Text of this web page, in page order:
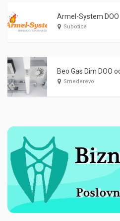
Armel-System DOO
Subotica
Beo Gas Dim DOO
Smederevo